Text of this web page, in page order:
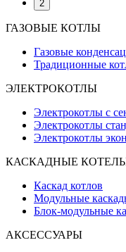
2
ГАЗОВЫЕ КОТЛЫ
Газовые
Традиционные
ЭЛЕКТРОКОТЛЫ
Электрокотлы с
Электрокотлы
Электрокотлы
КАСКАДНЫЕ
Каскад котлов
Модульные
Блок-модульные
АКСЕССУАРЫ